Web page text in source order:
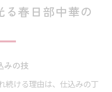
春日部中華の
みの技
続ける理由は、仕込みの丁